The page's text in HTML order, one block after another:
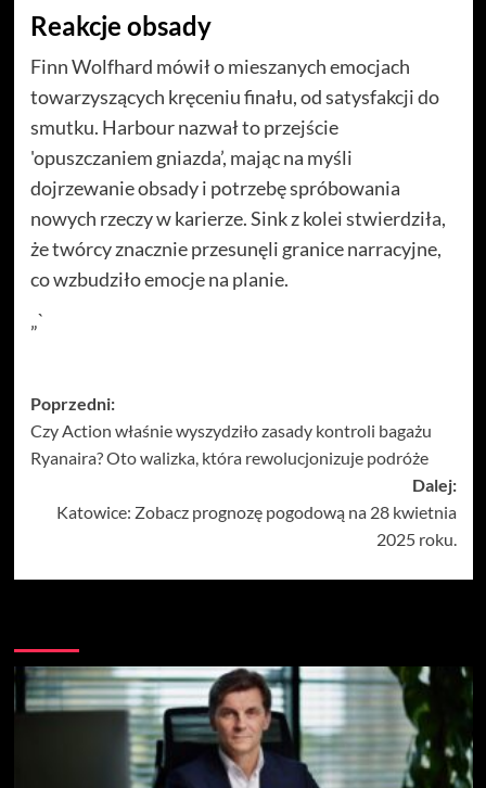
Reakcje obsady
Finn Wolfhard mówił o mieszanych emocjach
towarzyszących kręceniu finału, od satysfakcji do
smutku. Harbour nazwał to przejście
'opuszczaniem gniazda’, mając na myśli
dojrzewanie obsady i potrzebę spróbowania
nowych rzeczy w karierze. Sink z kolei stwierdziła,
że twórcy znacznie przesunęli granice narracyjne,
co wzbudziło emocje na planie.
„`
Zobacz
wpisy
Poprzedni:
Czy Action właśnie wyszydziło zasady kontroli bagażu
Ryanaira? Oto walizka, która rewolucjonizuje podróże
Dalej:
Katowice: Zobacz prognozę pogodową na 28 kwietnia
2025 roku.